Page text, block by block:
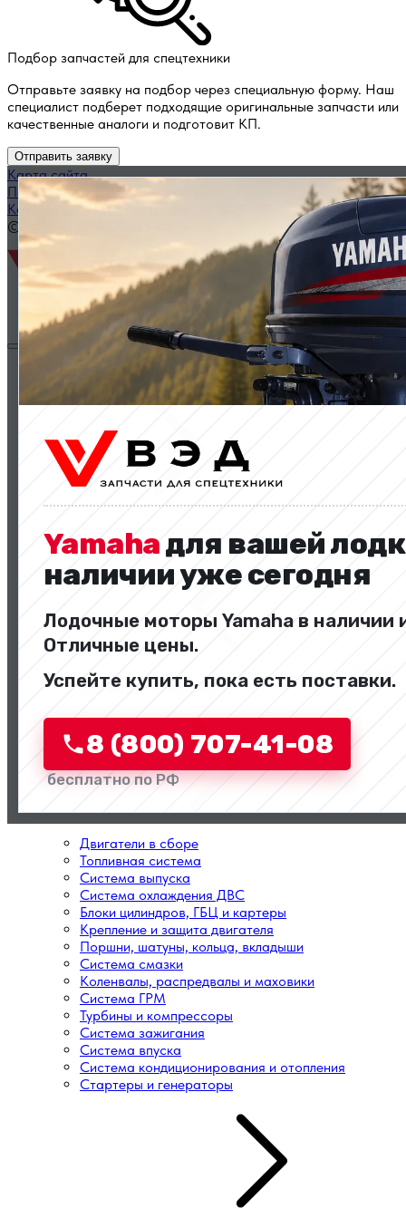
Подбор запчастей для спецтехники
Отправьте заявку на подбор через специальную форму. Наш
специалист подберет подходящие оригинальные запчасти или
качественные аналоги и подготовит КП.
Отправить заявку
Yamahaдля вашей
наличии уже сегодня
Лодочные моторы Yamaha в наличии
Отличные цены.
Успейте купить, пока есть поставки.
8 (800) 707-41-08
бесплатно по РФ
Карта сайта
Политика конфиденциальности
Каталог запчастей по названию
© 2014 — 2026 ООО «ВЭД»
Двигатели и комплектующие
Двигатели и комплектующие
Перейти в категорию
Двигатели в сборе
Топливная система
Система выпуска
Система охлаждения ДВС
Блоки цилиндров, ГБЦ и картеры
Крепление и защита двигателя
Поршни, шатуны, кольца, вкладыши
Система смазки
Коленвалы, распредвалы и маховики
Система ГРМ
Турбины и компрессоры
Система зажигания
Система впуска
Система кондиционирования и отопления
Стартеры и генераторы